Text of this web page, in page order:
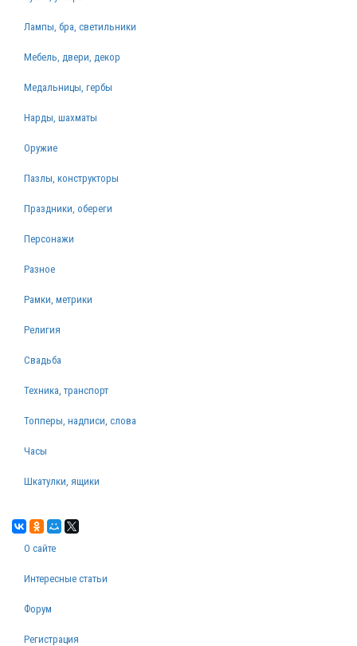
Лампы, бра, светильники
Мебель, двери, декор
Медальницы, гербы
Нарды, шахматы
Оружие
Пазлы, конструкторы
Праздники, обереги
Персонажи
Разное
Рамки, метрики
Религия
Свадьба
Техника, транспорт
Топперы, надписи, слова
Часы
Шкатулки, ящики
О сайте
Интересные статьи
Форум
Регистрация